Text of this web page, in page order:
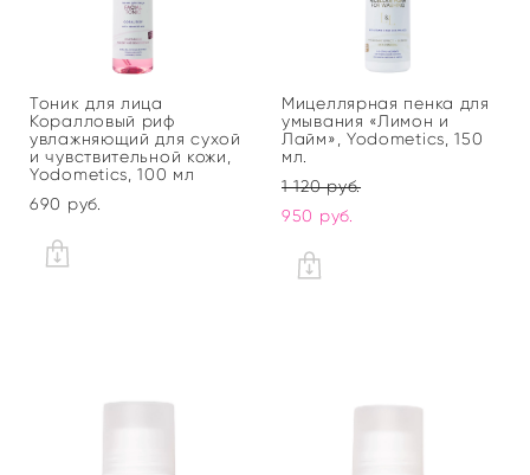
Тоник для лица
Коралловый риф
увлажняющий для сухой
и чувствительной кожи,
Yodometics, 100 мл
690 pуб.
Мицеллярная пенка для
умывания «Лимон и
Лайм», Yodometics, 150
мл.
1 120 pуб.
950 pуб.